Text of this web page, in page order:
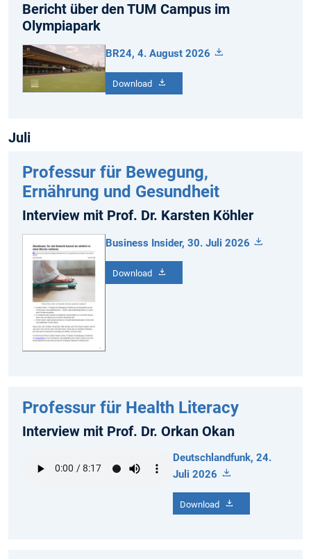
Bericht über den TUM Campus im
Olympiapark
BR24, 4. August 2026
Download
Juli
Professur für Bewegung,
Ernährung und Gesundheit
Interview mit Prof. Dr. Karsten Köhler
Business Insider, 30. Juli 2026
Download
Professur für Health Literacy
Interview mit Prof. Dr. Orkan Okan
Deutschlandfunk, 24.
Juli 2026
Download